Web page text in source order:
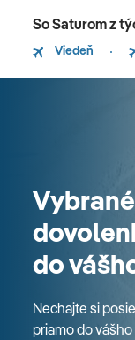
So Saturom z
Viedeň
Vybrané
do
Nechajte si
priamo do vášho